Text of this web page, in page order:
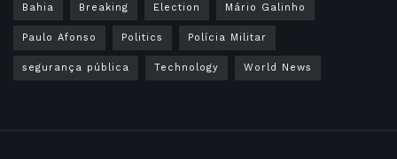
Bahia Breaking Election Mário Galinho
Paulo Afonso Politics Polícia Militar
segurança pública Technology World News